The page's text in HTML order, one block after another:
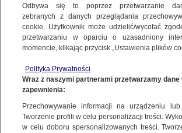
Odbywa się to poprzez przetwarzanie
zebranych z danych przeglądania
cookie. Użytkownik może udzielić/wycofać
przetwarzaniu w oparciu o uzasadniony
momencie, klikając przycisk „Ustawienia plików
Polityka Prywatności
Wraz z naszymi partnerami przetwarzamy dane
zapewnienia:
Przechowywanie informacji na urządzeniu
Tworzenie profili w celu personalizacji treści.
w celu doboru spersonalizowanych treści.